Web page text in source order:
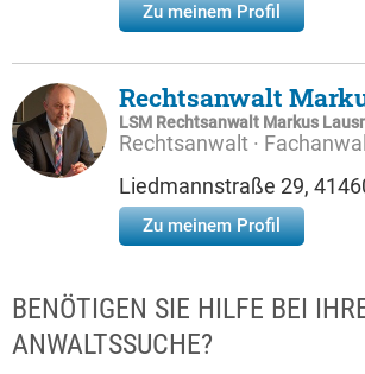
Zu meinem Profil
Rechtsanwalt
LSM Rechts­an­walt Mar­kus
Rechtsanwalt ·
Liedmannstraße 29,
Zu meinem Profil
BENÖTIGEN SIE HILFE BEI
ANWALTSSUCHE?